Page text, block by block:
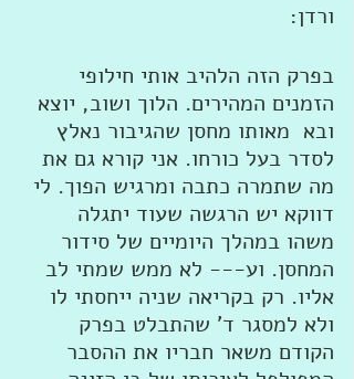
ורדן:
בפרק הזה הלהיב אותי חילופי
הזמנים המהירים. הלוך ושוב, יוצא
ובא  מאותו מחסן שהגיבור נאלץ
לסדר בעל כורחו. אני קורא גם את
מה שתמרה כתבה ומרגיש הפוך. לי
דווקא יש הרגשה שעוד יתגלה
משהו במהלך היומיים של סידור
המחסן. וע--- לא ממש שמתי לב
אליו. רק בקריאה שניה ייחסתי לו
ולא למסגר ד' שהתבלט בפרק
הקודם משאר חבריו את ההסבר